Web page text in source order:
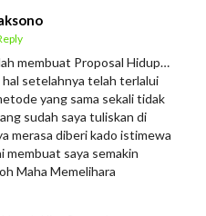
membuat Proposal Hidup…
hal setelahnya telah terlalui
yang sama sekali tidak
sudah saya tuliskan di
merasa diberi kado istimewa
membuat saya semakin
Maha Memelihara